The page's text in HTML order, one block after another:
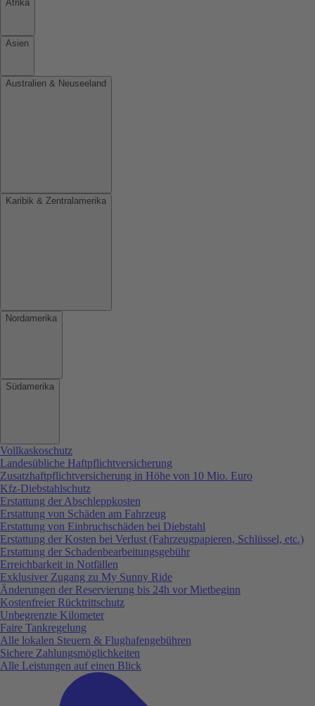
Afrika
Asien
Australien & Neuseeland
Karibik & Zentralamerika
Nordamerika
Südamerika
Vollkaskoschutz
Landesübliche Haftpflichtversicherung
Zusatzhaftpflichtversicherung in Höhe von 10 Mio. Euro
Kfz-Diebstahlschutz
Erstattung der Abschleppkosten
Erstattung von Schäden am Fahrzeug
Erstattung von Einbruchschäden bei Diebstahl
Erstattung der Kosten bei Verlust (Fahrzeugpapieren, Schlüssel, etc.)
Erstattung der Schadenbearbeitungsgebühr
Erreichbarkeit in Notfällen
Exklusiver Zugang zu My Sunny Ride
Änderungen der Reservierung bis 24h vor Mietbeginn
Kostenfreier Rücktrittschutz
Unbegrenzte Kilometer
Faire Tankregelung
Alle lokalen Steuern & Flughafengebühren
Sichere Zahlungsmöglichkeiten
Alle Leistungen auf einen Blick